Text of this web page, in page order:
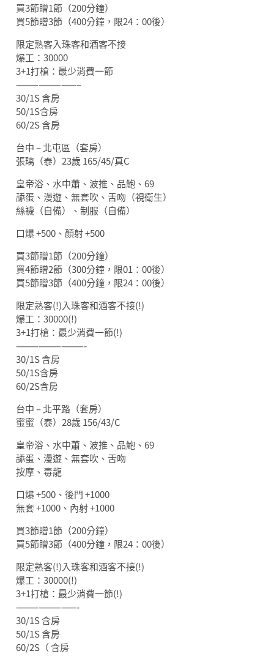
買3節贈1節（200分鐘）
買5節贈3節（400分鐘，限24：00後）
限定熟客入珠客和酒客不接
爆工：30000
3+1打槍：最少消費一節
————————–
30/1S 含房
50/1S含房
60/2S 含房
台中 – 北屯區（套房）
張璃（泰）23歲 165/45/真C
皇帝浴、水中蕭、波推、品鮑、69
舔蛋、漫遊、無套吹、舌吻（視衛生）
絲襪（自備）、制服（自備）
口爆 +500、顏射 +500
買3節贈1節（200分鐘）
買4節贈2節（300分鐘，限01：00後）
買5節贈3節（400分鐘，限24：00後）
限定熟客(!)入珠客和酒客不接(!)
爆工：30000(!)
3+1打槍：最少消費一節(!)
—————————-
30/1S 含房
50/1S含房
60/2S含房
台中 – 北平路（套房）
蜜蜜（泰）28歲 156/43/C
皇帝浴、水中蕭、波推、品鮑、69
舔蛋、漫遊、無套吹、舌吻
按摩、毒龍
口爆 +500、後門 +1000
無套 +1000、內射 +1000
買3節贈1節（200分鐘）
買5節贈3節（400分鐘，限24：00後）
限定熟客(!)入珠客和酒客不接(!)
爆工：30000(!)
3+1打槍：最少消費一節(!)
————————-
30/1S 含房
50/1S 含房
60/2S（ 含房